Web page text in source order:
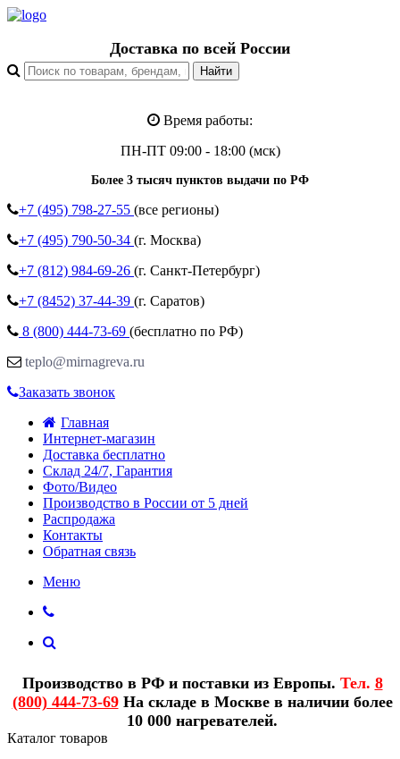
Доставка по всей России
Время работы:
ПН-ПТ 09:00 - 18:00 (мск)
Более 3 тысяч пунктов выдачи по РФ
+7 (495) 798-27-55 (все регионы)
+7 (495) 790-50-34 (г. Москва)
+7 (812) 984-69-26 (г. Санкт-Петербург)
+7 (8452) 37-44-39 (г. Саратов)
8 (800) 444-73-69 (бесплатно по РФ)
teplo@mirnagreva.ru
Заказать звонок
Главная
Интернет-магазин
Доставка бесплатно
Склад 24/7, Гарантия
Фото/Видео
Производство в России от 5 дней
Распродажа
Контакты
Обратная связь
Меню
Производство в РФ и поставки из Европы. Тел. 8
(800) 444-73-69На складе в Москве в наличии более
10 000 нагревателей.
Каталог товаров